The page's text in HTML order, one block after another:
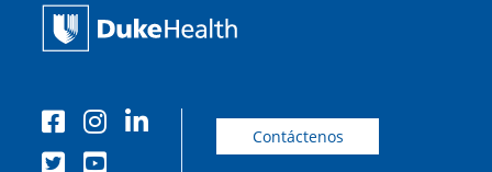
Contáctenos